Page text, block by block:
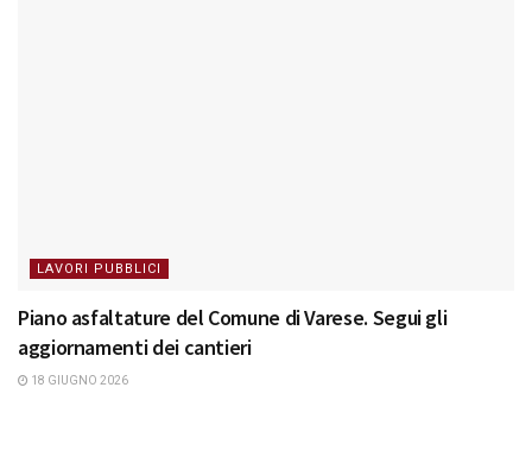
LAVORI PUBBLICI
Piano asfaltature del Comune di Varese. Segui gli
aggiornamenti dei cantieri
18 GIUGNO 2026